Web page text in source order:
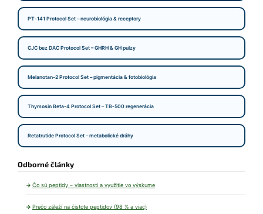
PT‑141 Protocol Set – neurobiológia & receptory
CJC bez DAC Protocol Set – GHRH & GH pulzy
Melanotan‑2 Protocol Set – pigmentácia & fotobiológia
Thymosin Beta‑4 Protocol Set – TB‑500 regenerácia
Retatrutide Protocol Set – metabolické dráhy
Odborné články
Čo sú peptidy – vlastnosti a využitie vo výskume
Prečo záleží na čistote peptidov (98 % a viac)